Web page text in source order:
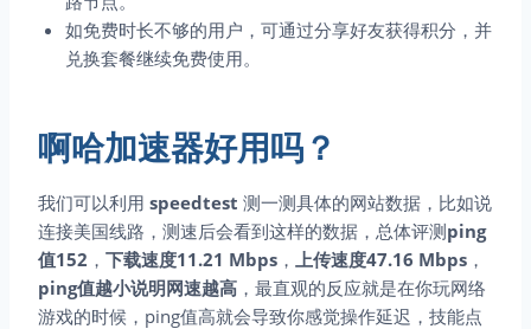
如免费时长不够的用户，可通过分享好友获得积分，并
兑换套餐继续免费使用。
啊哈加速器好用吗？
我们可以利用 speedtest 测一测具体的网站数据，比如说
连接美国线路，测速后会看到这样的数据，总体评测ping
值152 ， 下载速度11.21 Mbps ， 上传速度47.16 Mbps ，
ping值越小说明网速越高 ，最直观的反应就是在你玩网络
游戏的时候，ping值高就会导致你感觉操作延迟，技能点